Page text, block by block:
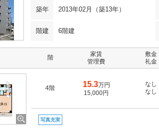
築年 2013年02月（築13年）
階建 6階建
階
家賃
管理費
敷金
礼金
4階 15.3万円
15,000円
なし
なし
写真充実